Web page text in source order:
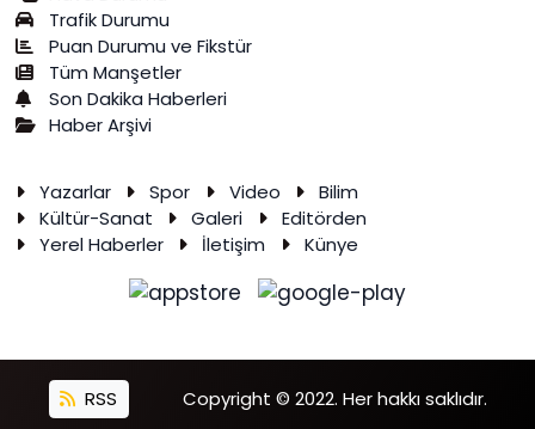
Trafik Durumu
Puan Durumu ve Fikstür
Tüm Manşetler
Son Dakika Haberleri
Haber Arşivi
Yazarlar Spor Video
Bilim
Kültür-Sanat
Galeri
Editörden
Yerel Haberler
İletişim Künye
RSS Copyright © 2022. Her hakkı saklıdır.